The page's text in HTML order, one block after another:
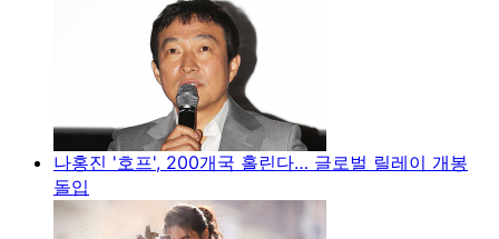
나홍진 '호프', 200개국 홀린다… 글로벌 릴레이 개봉
돌입